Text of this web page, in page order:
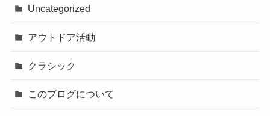
Uncategorized
アウトドア活動
クラシック
このブログについて